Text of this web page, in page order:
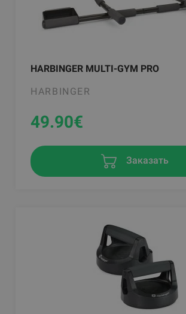
HARBINGER MULTI-GYM PRO
HARBINGER
49.90€
Заказать